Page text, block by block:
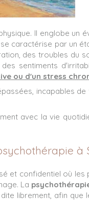
Il englobe un
caractérise par un
des troubles du
sentiments
ou d'un stress
incapables
avec la vie
à
et confidentiel où
La
librement, afin que